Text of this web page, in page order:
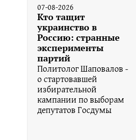
07-08-2026
Кто тащит
украинство в
Россию: странные
эксперименты
партий
Политолог Шаповалов -
о стартовавшей
избирательной
кампании по выборам
депутатов Госдумы